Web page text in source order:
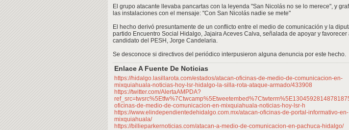
El grupo atacante llevaba pancartas con la leyenda "San Nicolás no se lo merece", y
las instalaciones con el mensaje: "Con San Nicolás nadie se mete"
El hecho derivó presuntamente de un conflicto entre el medio de comunicación y la
partido Encuentro Social Hidalgo, Jajaira Aceves Calva, señalada de apoyar y favorecer
candidato del PESH, Jorge Candelaria.
Se desconoce si directivos del periódico interpusieron alguna denuncia por este hecho.
Enlace A Fuente De Noticias
https://hidalgo.lasillarota.com/estados/atacan-oficinas-de-medio-de-comunicacion-en-
mixquiahuala-noticias-hoy-lsr-hidalgo-la-silla-rota-ataque-armado/433908
https://twitter.com/AlertaAMPDA?
oficinas-de-medio-de-comunicacion-en-mixquiahuala-noticias-hoy-lsr-h
https://www.elindependientedehidalgo.com.mx/atacan-oficinas-de-portal-informativo-en-
mixquiahuala/
https://billieparkernoticias.com/atacan-a-medio-de-comunicacion-en-pachuca-hidalgo/